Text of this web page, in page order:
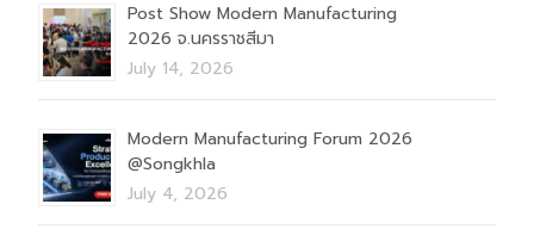
Post Show Modern Manufacturing
2026 จ.นครราชสีมา
July 14, 2026
Modern Manufacturing Forum 2026
@Songkhla
July 4, 2026